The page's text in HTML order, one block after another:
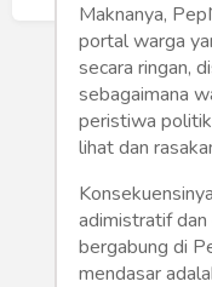
Maknanya,
portal warga
secara ringan,
sebagaimana
peristiwa
lihat dan
adimistratif
bergabung di
mendasar